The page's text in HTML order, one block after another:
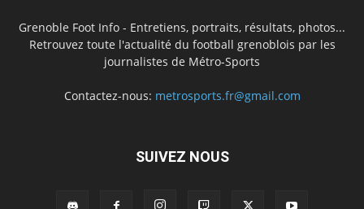
Grenoble Foot Info - Entretiens, portraits, résultats, photos...
Retrouvez toute l'actualité du football grenoblois par les
journalistes de Métro-Sports
Contactez-nous: metrosports.fr@gmail.com
SUIVEZ NOUS